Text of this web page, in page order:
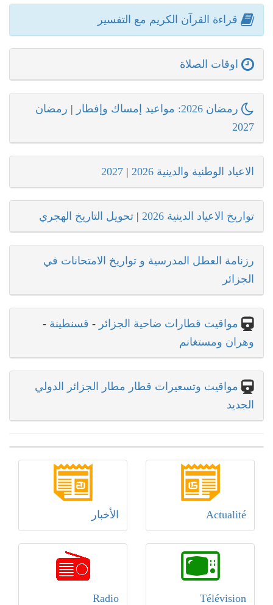
قراءة القرآن الكريم مع التفسير
اوقات الصلاة
رمضان 2026: مواعيد إمساك وإفطار | رمضان
2027
الاعياد الوطنية والدينية 2026 |
2027
تواريخ الاعياد الدينية 2026 | تحويل التاريخ الهجري
رزنامة العطل المدرسية و تواريخ الامتحانات في
الجزائر
مواقيت قطارات ضاحية الجزائر - قسنطينة -
وهران ومستغانم
مواقيت وتسعيرات قطار مطار الجزائر الدولي
الجديد
Actualité الأخبار
Télévision
Radio